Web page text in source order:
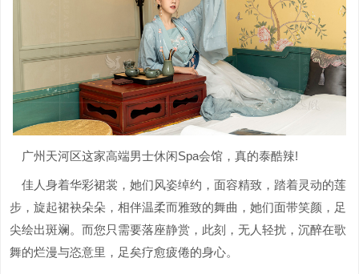
广州天河区这家高端男士休闲Spa会馆，真的泰酷辣!
佳人身着华彩裙裳，她们风姿绰约，面容精致，踏着灵动的莲
步，旋起裙袂朵朵，相伴温柔而雅致的舞曲，她们面带笑颜，足
尖绘出斑斓。而您只需要落座静赏，此刻，无人轻扰，沉醉在歌
舞的烂漫与恣意里，足矣疗愈疲倦的身心。